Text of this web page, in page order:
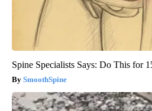
Spine Specialists Says: Do This for
SmoothSpine